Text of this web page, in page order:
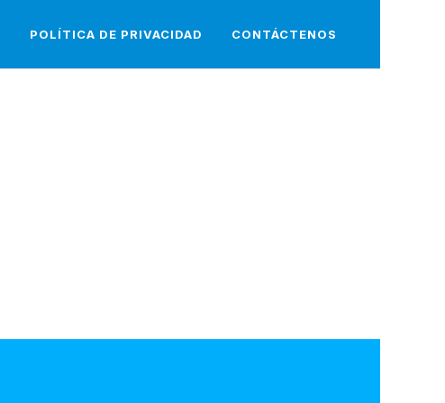
POLÍTICA DE PRIVACIDAD CONTÁCTENOS